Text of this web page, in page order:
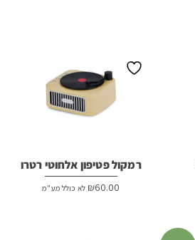
רמקול פטיפון אלחוטי רטרו
₪60.00 לא כולל מע"מ